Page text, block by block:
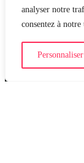
analyser notre
consentez à
Personnaliser